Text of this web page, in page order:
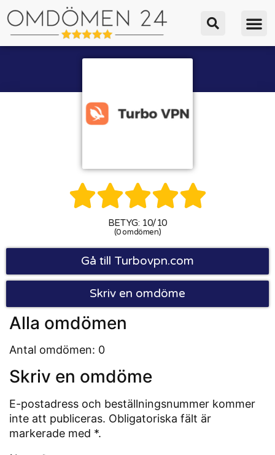

BETYG: 10/10
(0 omdömen)
Gå till Turbovpn.com
Skriv en omdöme
Alla omdömen
Antal omdömen: 0
Skriv en omdöme
E-postadress och beställningsnummer kommer
inte att publiceras. Obligatoriska fält är
markerade med *.